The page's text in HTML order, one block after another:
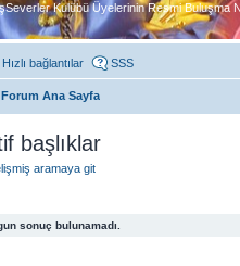
Kulübü Üyelerinin Resmi Buluşma
Hızlı bağlantılar SSS
Forum Ana Sayfa
başlıklar
aramaya git
sonuç bulunamadı.